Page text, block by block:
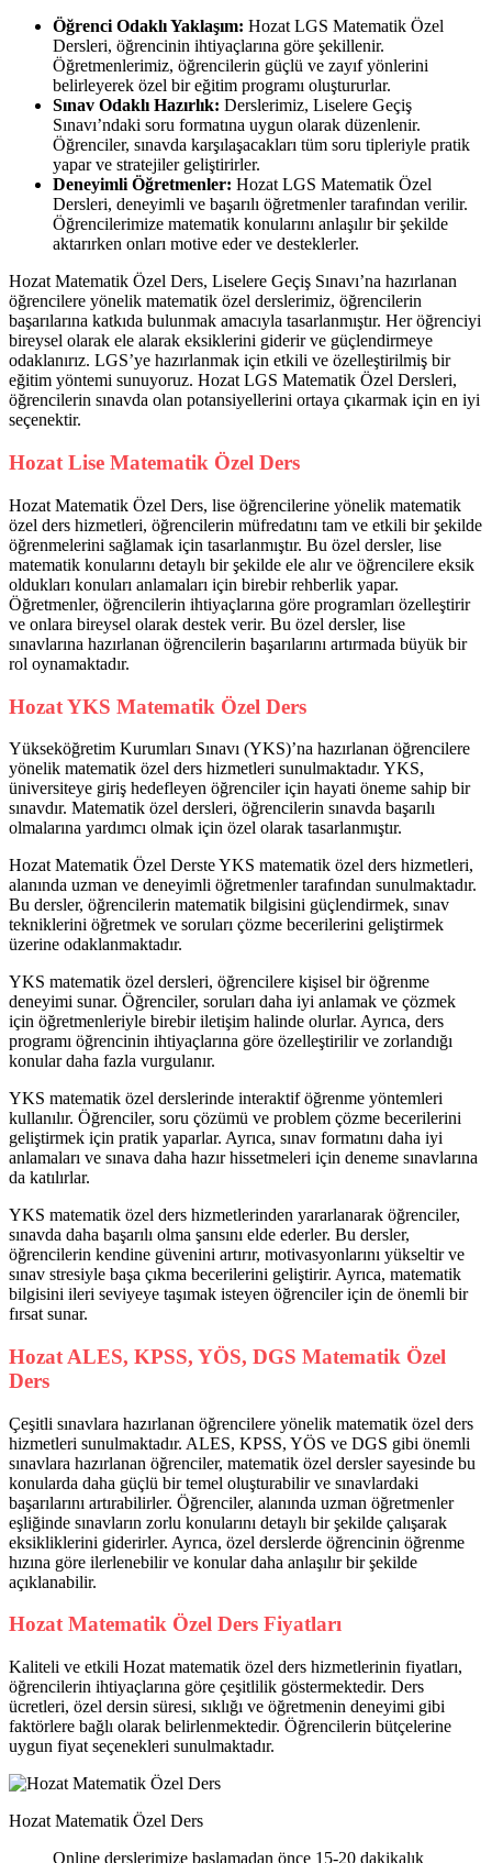
Öğrenci Odaklı Yaklaşım: Hozat LGS Matematik Özel
Dersleri, öğrencinin ihtiyaçlarına göre şekillenir.
Öğretmenlerimiz, öğrencilerin güçlü ve zayıf yönlerini
belirleyerek özel bir eğitim programı oluştururlar.
Sınav Odaklı Hazırlık: Derslerimiz, Liselere Geçiş
Sınavı’ndaki soru formatına uygun olarak düzenlenir.
Öğrenciler, sınavda karşılaşacakları tüm soru tipleriyle pratik
yapar ve stratejiler geliştirirler.
Deneyimli Öğretmenler: Hozat LGS Matematik Özel
Dersleri, deneyimli ve başarılı öğretmenler tarafından verilir.
Öğrencilerimize matematik konularını anlaşılır bir şekilde
aktarırken onları motive eder ve desteklerler.
Hozat Matematik Özel Ders, Liselere Geçiş Sınavı’na hazırlanan
öğrencilere yönelik matematik özel derslerimiz, öğrencilerin
başarılarına katkıda bulunmak amacıyla tasarlanmıştır. Her öğrenciyi
bireysel olarak ele alarak eksiklerini giderir ve güçlendirmeye
odaklanırız. LGS’ye hazırlanmak için etkili ve özelleştirilmiş bir
eğitim yöntemi sunuyoruz. Hozat LGS Matematik Özel Dersleri,
öğrencilerin sınavda olan potansiyellerini ortaya çıkarmak için en iyi
seçenektir.
Hozat Lise Matematik Özel Ders
Hozat Matematik Özel Ders, lise öğrencilerine yönelik matematik
özel ders hizmetleri, öğrencilerin müfredatını tam ve etkili bir şekilde
öğrenmelerini sağlamak için tasarlanmıştır. Bu özel dersler, lise
matematik konularını detaylı bir şekilde ele alır ve öğrencilere eksik
oldukları konuları anlamaları için birebir rehberlik yapar.
Öğretmenler, öğrencilerin ihtiyaçlarına göre programları özelleştirir
ve onlara bireysel olarak destek verir. Bu özel dersler, lise
sınavlarına hazırlanan öğrencilerin başarılarını artırmada büyük bir
rol oynamaktadır.
Hozat YKS Matematik Özel Ders
Yükseköğretim Kurumları Sınavı (YKS)’na hazırlanan öğrencilere
yönelik matematik özel ders hizmetleri sunulmaktadır. YKS,
üniversiteye giriş hedefleyen öğrenciler için hayati öneme sahip bir
sınavdır. Matematik özel dersleri, öğrencilerin sınavda başarılı
olmalarına yardımcı olmak için özel olarak tasarlanmıştır.
Hozat Matematik Özel Derste YKS matematik özel ders hizmetleri,
alanında uzman ve deneyimli öğretmenler tarafından sunulmaktadır.
Bu dersler, öğrencilerin matematik bilgisini güçlendirmek, sınav
tekniklerini öğretmek ve soruları çözme becerilerini geliştirmek
üzerine odaklanmaktadır.
YKS matematik özel dersleri, öğrencilere kişisel bir öğrenme
deneyimi sunar. Öğrenciler, soruları daha iyi anlamak ve çözmek
için öğretmenleriyle birebir iletişim halinde olurlar. Ayrıca, ders
programı öğrencinin ihtiyaçlarına göre özelleştirilir ve zorlandığı
konular daha fazla vurgulanır.
YKS matematik özel derslerinde interaktif öğrenme yöntemleri
kullanılır. Öğrenciler, soru çözümü ve problem çözme becerilerini
geliştirmek için pratik yaparlar. Ayrıca, sınav formatını daha iyi
anlamaları ve sınava daha hazır hissetmeleri için deneme sınavlarına
da katılırlar.
YKS matematik özel ders hizmetlerinden yararlanarak öğrenciler,
sınavda daha başarılı olma şansını elde ederler. Bu dersler,
öğrencilerin kendine güvenini artırır, motivasyonlarını yükseltir ve
sınav stresiyle başa çıkma becerilerini geliştirir. Ayrıca, matematik
bilgisini ileri seviyeye taşımak isteyen öğrenciler için de önemli bir
fırsat sunar.
Hozat ALES, KPSS, YÖS, DGS Matematik Özel
Ders
Çeşitli sınavlara hazırlanan öğrencilere yönelik matematik özel ders
hizmetleri sunulmaktadır. ALES, KPSS, YÖS ve DGS gibi önemli
sınavlara hazırlanan öğrenciler, matematik özel dersler sayesinde bu
konularda daha güçlü bir temel oluşturabilir ve sınavlardaki
başarılarını artırabilirler. Öğrenciler, alanında uzman öğretmenler
eşliğinde sınavların zorlu konularını detaylı bir şekilde çalışarak
eksikliklerini giderirler. Ayrıca, özel derslerde öğrencinin öğrenme
hızına göre ilerlenebilir ve konular daha anlaşılır bir şekilde
açıklanabilir.
Hozat Matematik Özel Ders Fiyatları
Kaliteli ve etkili Hozat matematik özel ders hizmetlerinin fiyatları,
öğrencilerin ihtiyaçlarına göre çeşitlilik göstermektedir. Ders
ücretleri, özel dersin süresi, sıklığı ve öğretmenin deneyimi gibi
faktörlere bağlı olarak belirlenmektedir. Öğrencilerin bütçelerine
uygun fiyat seçenekleri sunulmaktadır.
Hozat Matematik Özel Ders
Online derslerimize başlamadan önce 15-20 dakikalık